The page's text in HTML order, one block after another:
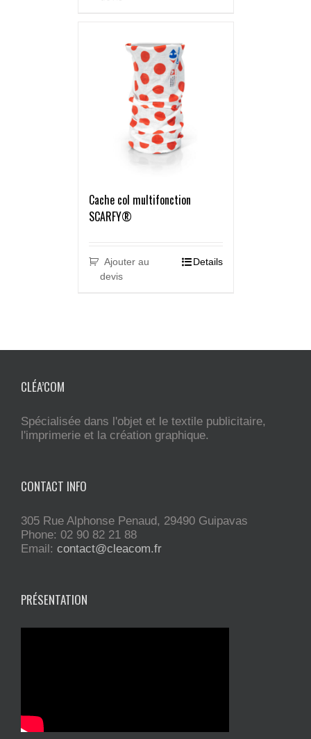
Cache col multifonction
SCARFY®
Ajouter au
devis
Details
CLÉA’COM
Spécialisée dans l'objet et le textile publicitaire,
l'imprimerie et la création graphique.
CONTACT INFO
305 Rue Alphonse Penaud, 29490 Guipavas
Phone: 02 90 82 21 88
Email: contact@cleacom.fr
PRÉSENTATION